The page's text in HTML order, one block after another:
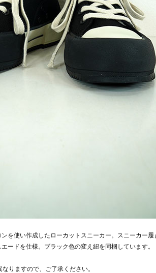
を使い作成したローカットスニーカー。スニーカー
ードを仕様。ブラック色の変え紐を同梱しています。
りますので、ご了承ください。